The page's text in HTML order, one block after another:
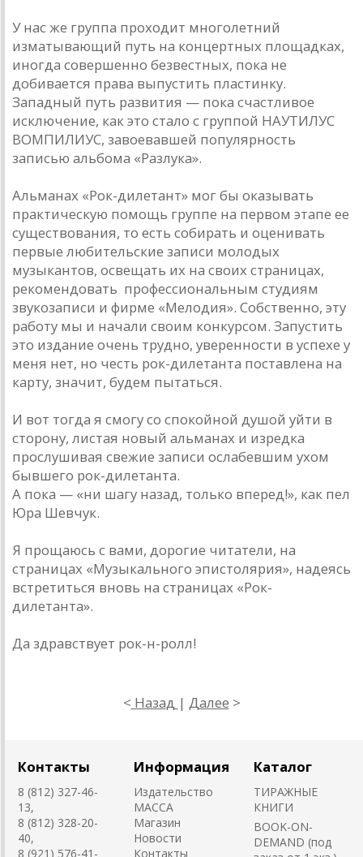
У нас же группа проходит многолетний
изматывающий путь на концертных площадках,
иногда совершенно безвестных, пока не
добивается права выпустить пластинку.
Западный путь развития — пока счастливое
исключение, как это стало с группой НАУТИЛУС
ВОМПИЛИУС, завоевавшей популярность
записью альбома «Разлука».
Альманах «Рок-дилетант» мог бы оказывать
практическую помощь группе на первом этапе ее
существования, то есть собирать и оценивать
первые любительские записи молодых
музыкантов, освещать их на своих страницах,
рекомендовать профессиональным студиям
звукозаписи и фирме «Мелодия». Собственно, эту
работу мы и начали своим конкурсом. Запустить
это издание очень трудно, уверенности в успехе у
меня нет, но честь рок-дилетанта поставлена на
карту, значит, будем пытаться.
И вот тогда я смогу со спокойной душой уйти в
сторону, листая новый альманах и изредка
прослушивая свежие записи ослабевшим ухом
бывшего рок-дилетанта.
А пока — «ни шагу назад, только вперед!», как пел
Юра Шевчук.
Я прощаюсь с вами, дорогие читатели, на
страницах «Музыкального эпистолярия», надеясь
встретиться вновь на страницах «Рок-
дилетанта».
Да здравствует рок-н-ролл!
< Назад | Далее >
Контакты
8 (812) 327-46-
13,
8 (812) 328-20-
40,
8 (921) 576-41-
Информация
Издательство
MACCA
Магазин
Новости
Контакты
Каталог
ТИРАЖНЫЕ
КНИГИ
BOOK-ON-
DEMAND (под